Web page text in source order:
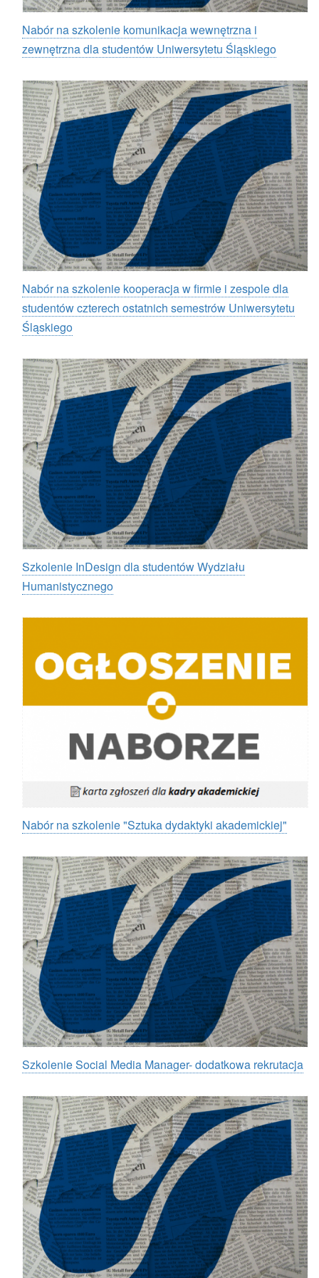
Nabór na szkolenie komunikacja wewnętrzna i
zewnętrzna dla studentów Uniwersytetu Śląskiego
Nabór na szkolenie kooperacja w firmie i zespole dla
studentów czterech ostatnich semestrów Uniwersytetu
Śląskiego
Szkolenie InDesign dla studentów Wydziału
Humanistycznego
Nabór na szkolenie "Sztuka dydaktyki akademickiej"
Szkolenie Social Media Manager- dodatkowa rekrutacja